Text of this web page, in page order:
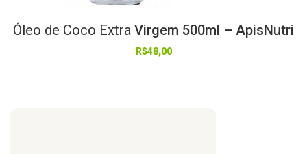
Óleo de Coco Extra Virgem 500ml – ApisNutri
R$48,00